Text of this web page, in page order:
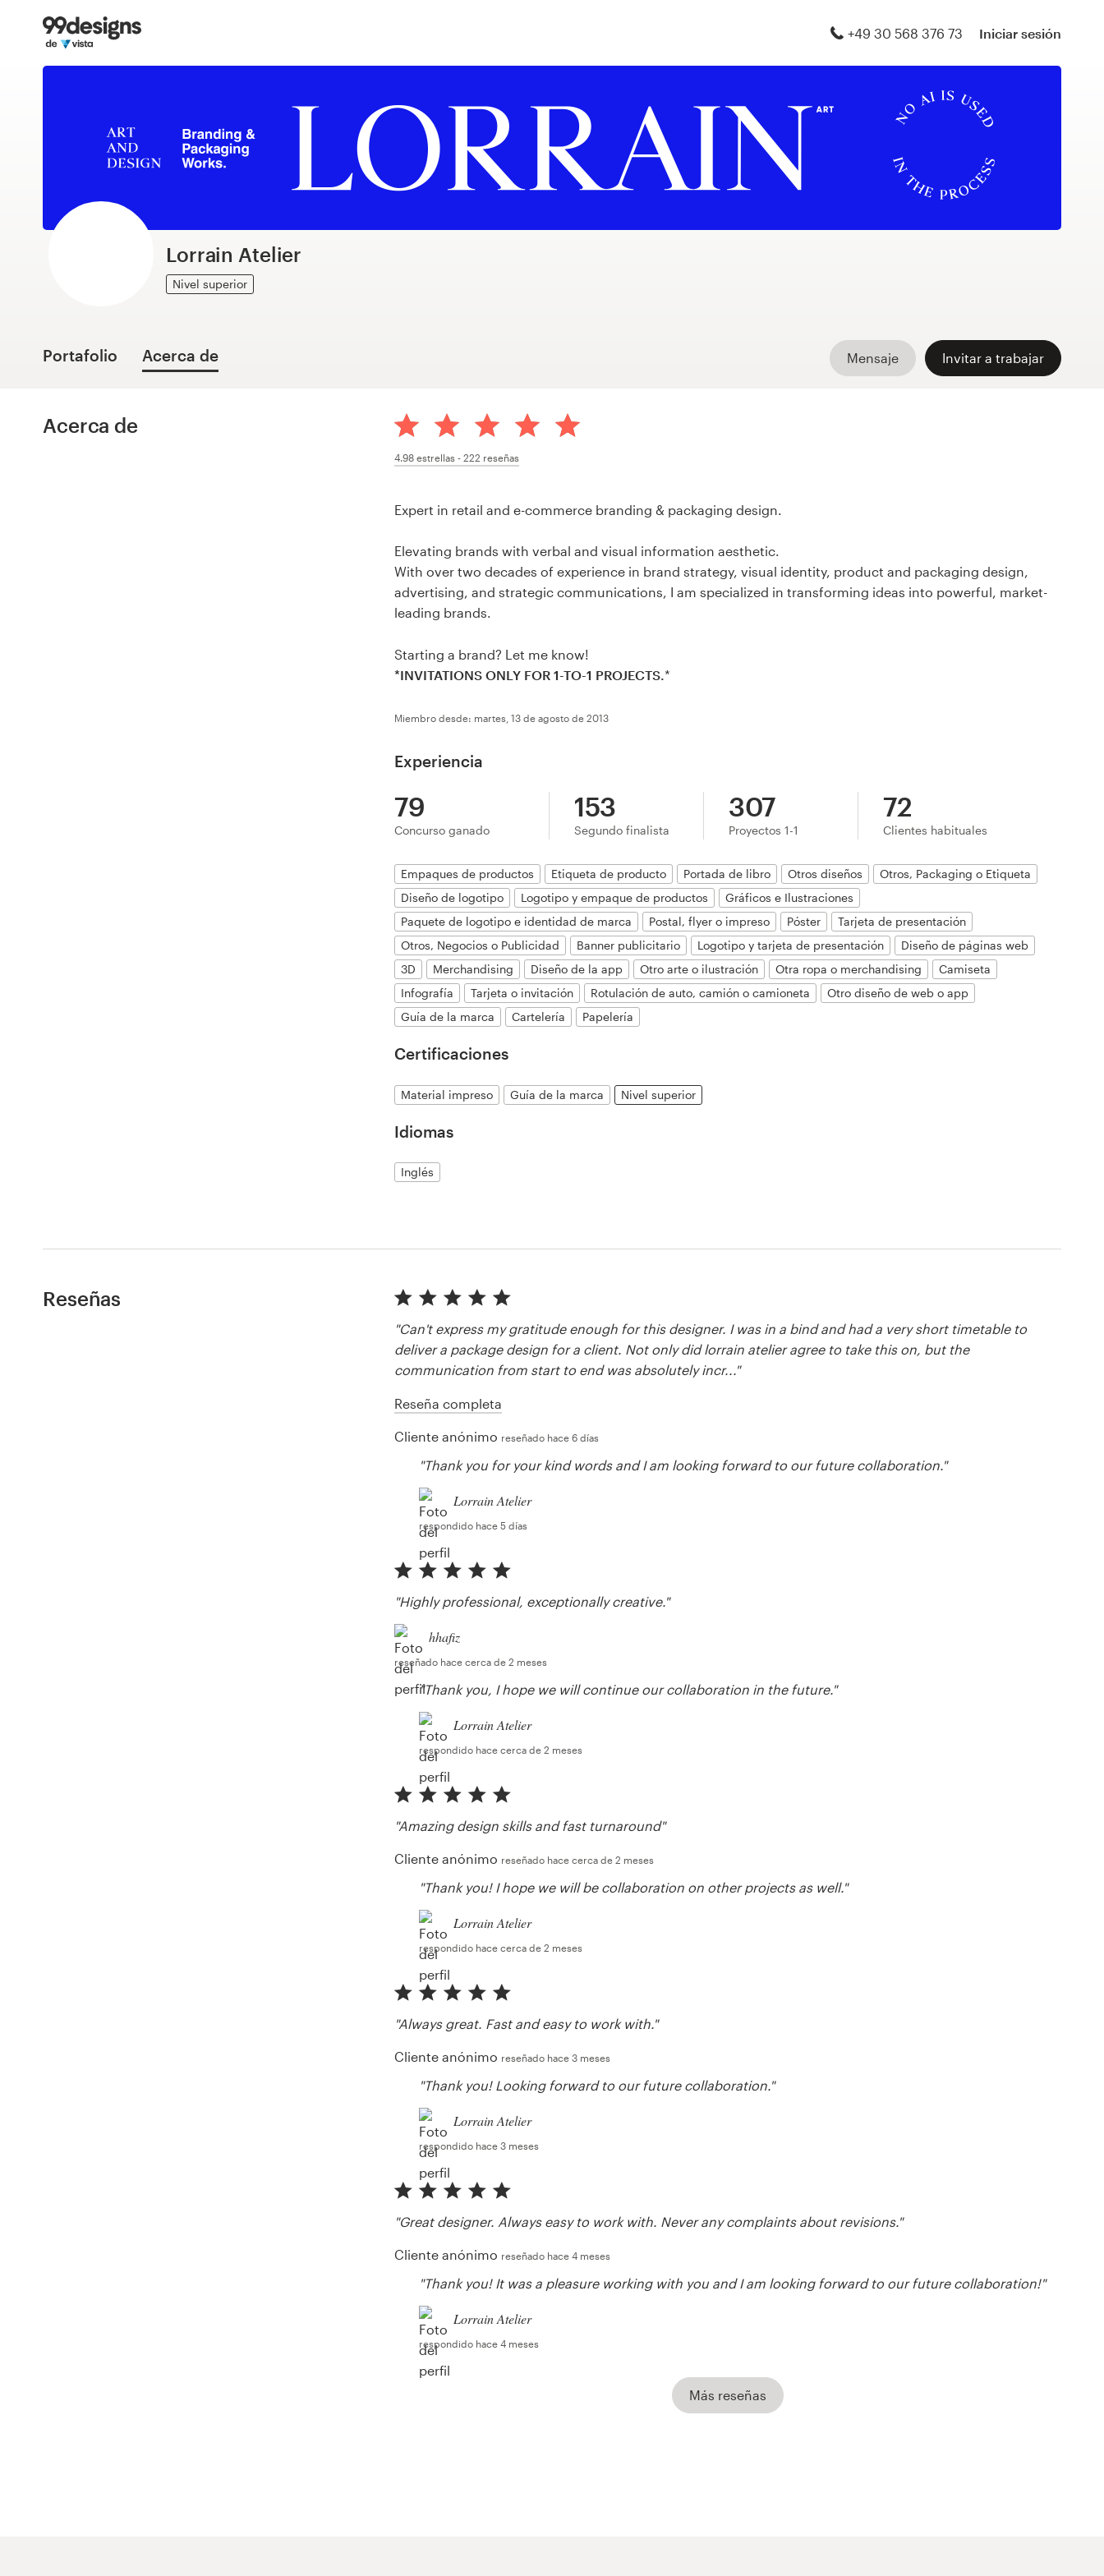
+49 30 568 376 73 Iniciar sesión
Lorrain Atelier
Nivel superior
Mensaje Invitar a trabajar
Portafolio Acerca de
Acerca de
4.98 estrellas -222 reseñas
Expert in retail and e-commerce branding & packaging design.
Elevating brands with verbal and visual information aesthetic.
With over two decades of experience in brand strategy, visual identity, product and packaging design,
advertising, and strategic communications, I am specialized in transforming ideas into powerful, market-
leading brands.
Starting a brand? Let me know!
*INVITATIONS ONLY FOR 1-TO-1 PROJECTS.*
Miembro desde: martes, 13 de agosto de 2013
Experiencia
79
Concurso ganado
153
Segundo finalista
307
Proyectos 1-1
72
Clientes habituales
Empaques de productos Etiqueta de producto Portada de libro Otros diseños
Otros, Packaging o Etiqueta
Diseño de logotipo
Logotipo y empaque de productos
Gráficos e Ilustraciones
Paquete de logotipo e identidad de marca
Postal, flyer o impreso Póster
Tarjeta de presentación
Otros, Negocios o Publicidad
Banner publicitario Logotipo y tarjeta de presentación
Diseño de páginas web
3D
Merchandising Diseño de la app Otro arte o ilustración Otra ropa o merchandising
Camiseta
Infografía
Tarjeta o invitación Rotulación de auto, camión o camioneta
Otro diseño de web o app
Guía de la marca
Cartelería Papelería
Certificaciones
Material impreso Guía de la marca Nivel superior
Idiomas
Inglés
Reseñas
"Can't express my gratitude enough for this designer. I was in a bind and had a very short timetable to
deliver a package design for a client. Not only did lorrain atelier agree to take this on, but the
communication from start to end was absolutely incr..."
Reseña completa
Cliente anónimo reseñado hace 6 días
"Thank you for your kind words and I am looking forward to our future collaboration."
Lorrain Atelier
respondido hace 5 días
"Highly professional, exceptionally creative."
hhafiz
reseñado hace cerca de 2 meses
"Thank you, I hope we will continue our collaboration in the future."
Lorrain Atelier
respondido hace cerca de 2 meses
"Amazing design skills and fast turnaround"
Cliente anónimo reseñado hace cerca de 2 meses
"Thank you! I hope we will be collaboration on other projects as well."
Lorrain Atelier
respondido hace cerca de 2 meses
"Always great. Fast and easy to work with."
Cliente anónimo reseñado hace 3 meses
"Thank you! Looking forward to our future collaboration."
Lorrain Atelier
respondido hace 3 meses
"Great designer. Always easy to work with. Never any complaints about revisions."
Cliente anónimo reseñado hace 4 meses
"Thank you! It was a pleasure working with you and I am looking forward to our future collaboration!"
Lorrain Atelier
respondido hace 4 meses
Más reseñas
Inicio
Explorar categorías
Encontrar un diseñador
Inspiración
diseño
Proyectos 1-1